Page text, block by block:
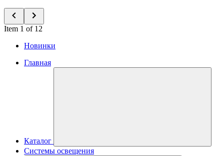
Item 1 of 12
Новинки
Главная
Каталог
Системы освещения